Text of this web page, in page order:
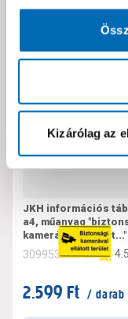
Kizárólag az
JKH információs
a4, műanyag
kamerával ellátott..."
309953 4.5
2.599 Ft / darab